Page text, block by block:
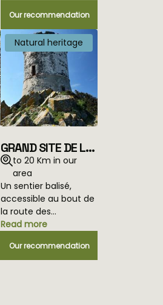
Fête du village le 15
août
Our recommendation
Natural heritage
GRAND SITE DE LA
PARATA
to 20 Km in our
area
Un sentier balisé,
accessible au bout de
la route des
Sanguinaires, permet
presqu'île de la Parata
et d'en apprécier la
Read more
Our recommendation